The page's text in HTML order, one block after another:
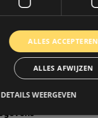
ALLES ACCEPTEREN
ALLES AFWIJZEN
DETAILS WEERGEVEN